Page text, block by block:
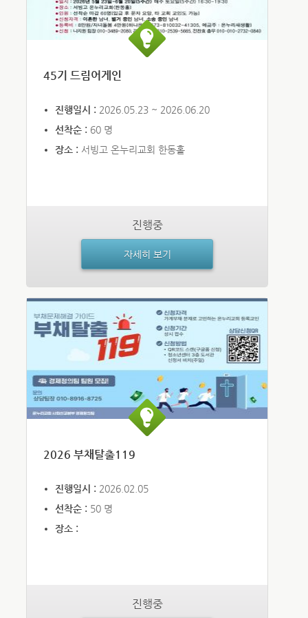
45기 드림어게인
진행일시 : 2026.05.23 ~ 2026.06.20
선착순 : 60 명
장소 : 서빙고 온누리교회 한동홀
진행중
자세히 보기
2026 부채탈출119
진행일시 : 2026.02.05
선착순 : 50 명
장소 :
진행중